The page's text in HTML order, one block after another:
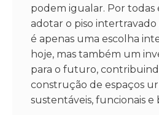
podem igualar. Por todas
adotar o piso
é apenas uma escolha
hoje, mas também um
para o futuro,
construção de espaços
sustentáveis, funcionais e